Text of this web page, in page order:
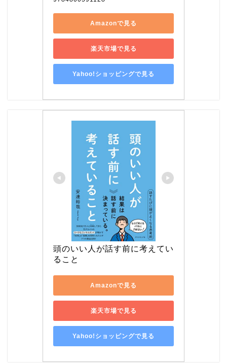
Amazonで見る
楽天市場で見る
Yahoo!ショッピングで見る
頭のいい人が話す前に考えてい
ること
Amazonで見る
楽天市場で見る
Yahoo!ショッピングで見る